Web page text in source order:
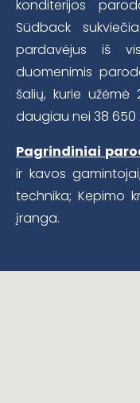
konditerijos
Südback
pardavėjus iš
duomenimis
šalių, kurie
daugiau nei 38 650
Pagrindiniai
ir kavos
technika; Kepimo
įranga.